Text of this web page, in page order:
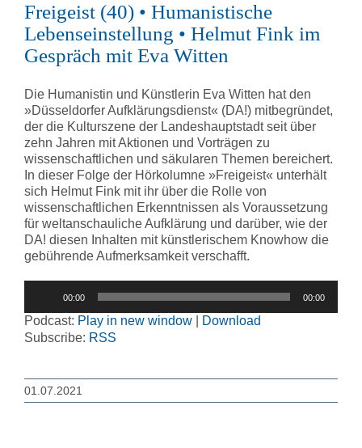
Freigeist (40) • Humanistische
Lebenseinstellung • Helmut Fink im
Gespräch mit Eva Witten
Die Humanistin und Künstlerin Eva Witten hat den
»Düsseldorfer Aufklärungsdienst« (DA!) mitbegründet,
der die Kulturszene der Landeshauptstadt seit über
zehn Jahren mit Aktionen und Vorträgen zu
wissenschaftlichen und säkularen Themen bereichert.
In dieser Folge der Hörkolumne »Freigeist« unterhält
sich Helmut Fink mit ihr über die Rolle von
wissenschaftlichen Erkenntnissen als Voraussetzung
für weltanschauliche Aufklärung und darüber, wie der
DA! diesen Inhalten mit künstlerischem Knowhow die
gebührende Aufmerksamkeit verschafft.
00:00 00:00
Podcast: Play in new window
Download
Subscribe: RSS
01.07.2021